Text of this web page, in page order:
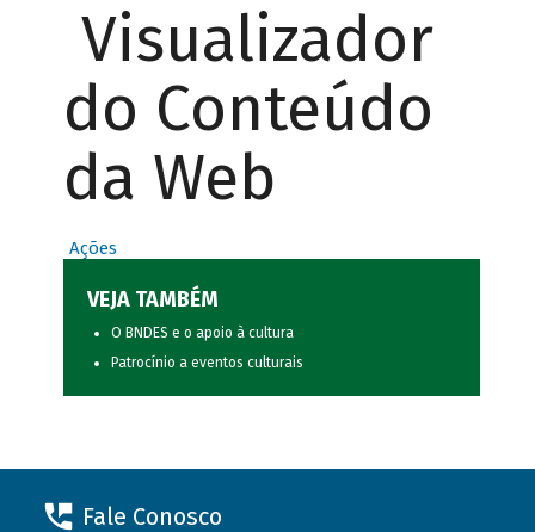
Visualizador
do Conteúdo
da Web
Ações
VEJA TAMBÉM
O BNDES e o apoio à cultura
Patrocínio a eventos culturais
Fale Conosco